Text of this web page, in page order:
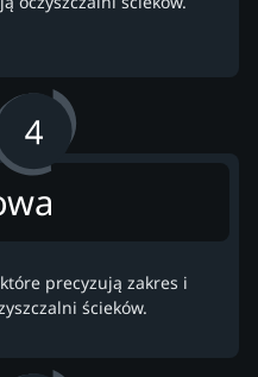
precyzują zakres i
ścieków.